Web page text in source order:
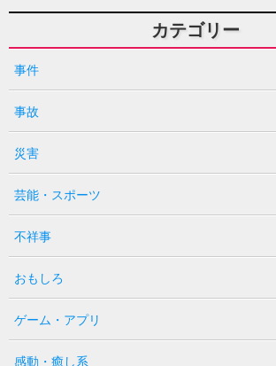
カテゴリー
事件
事故
災害
芸能・スポーツ
不祥事
おもしろ
ゲーム・アプリ
感動・癒し系